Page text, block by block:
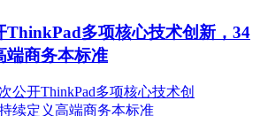
ThinkPad多项核心技术创新，34
端商务本标准